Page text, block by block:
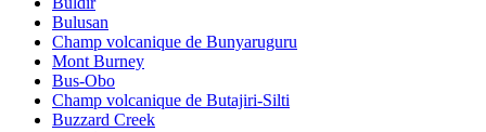
Bulusan
Champ volcanique de Bunyaruguru
Mont Burney
Bus-Obo
Champ volcanique de Butajiri-Silti
Buzzard Creek